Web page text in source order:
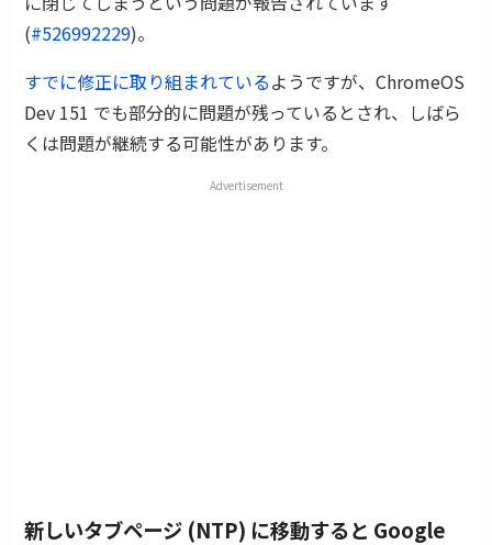
(#526992229)。
すでに修正に取り組まれているようですが、ChromeOS
Dev 151 でも部分的に問題が残っているとされ、しばら
くは問題が継続する可能性があります。
Advertisement
新しいタブページ (NTP) に移動すると Google